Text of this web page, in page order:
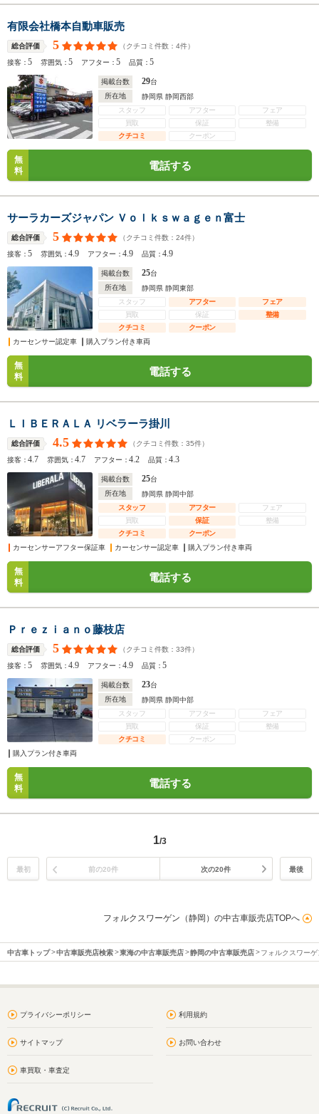
有限会社橋本自動車販売
総合評価 5 （クチコミ件数： 4件）
接客：5 雰囲気：5 アフター：5 品質：5
掲載台数 29台
所在地
静岡県 静岡西部
スタッフ
アフター
フェア
買取
保証
整備
クチコミ
クーポン
無
料
電話する
サーラカーズジャパン Ｖｏｌｋｓｗａｇｅｎ富士
総合評価 5 （クチコミ件数： 24件）
接客：5 雰囲気：4.9 アフター：4.9 品質：4.9
掲載台数 25台
所在地
静岡県 静岡東部
スタッフ
アフター
フェア
買取
保証
整備
クチコミ
クーポン
カーセンサー認定車
購入プラン付き車両
無
料
電話する
ＬＩＢＥＲＡＬＡ リベラーラ掛川
総合評価 4.5 （クチコミ件数： 35件）
接客：4.7 雰囲気：4.7 アフター：4.2 品質：4.3
掲載台数 25台
所在地
静岡県 静岡中部
スタッフ
アフター
フェア
買取
保証
整備
クチコミ
クーポン
カーセンサーアフター保証車
カーセンサー認定車 購入プラン付き車両
無
料
電話する
Ｐｒｅｚｉａｎｏ藤枝店
総合評価 5 （クチコミ件数： 33件）
接客：5 雰囲気：4.9 アフター：4.9 品質：5
掲載台数 23台
所在地
静岡県 静岡中部
スタッフ
アフター
フェア
買取
保証
整備
クチコミ
クーポン
購入プラン付き車両
無
料
電話する
1/3
最初 前の20件 次の20件 最後
フォルクスワーゲン（静岡）の中古車販売店TOPへ
中古車トップ 中古車販売店検索 東海の中古車販売店 静岡の中古車販売店 フォルクスワー
プライバシーポリシー 利用規約
サイトマップ お問い合わせ
車買取・車査定